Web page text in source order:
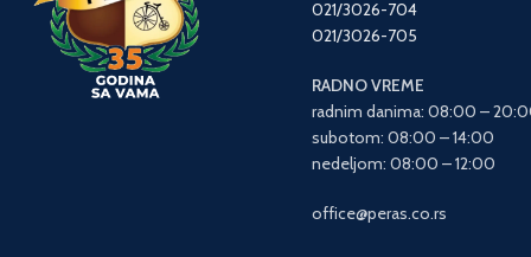
GARANCIJA I
SAOBRAZNOST
garancija
021/3026-704
021/3026-705
RADNO VREME
radnim danima: 08:00 –
subotom: 08:00 – 14:00
nedeljom: 08:00 – 12:00
office@peras.co.rs